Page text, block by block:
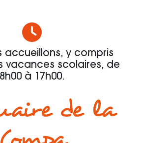
accueillons, y compris
vacances scolaires, de
8h00 à 17h00.
de la